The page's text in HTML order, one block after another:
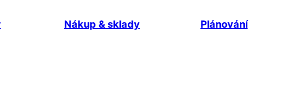
Nákup & sklady Plánování